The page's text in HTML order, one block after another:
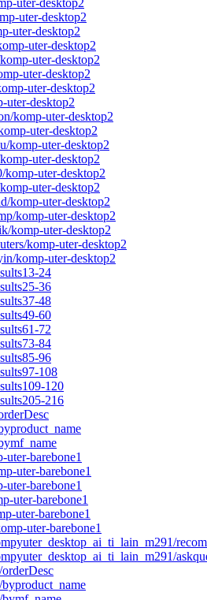
uter-desktop2
uter-desktop2
uter-desktop2
uter-desktop2
uter-desktop2
uter-desktop2
uter-desktop2
uter-desktop2
komp-uter-desktop2
uter-desktop2
komp-uter-desktop2
uter-desktop2
uter-desktop2
uter-desktop2
komp-uter-desktop2
komp-uter-desktop2
komp-uter-desktop2
komp-uter-desktop2
komp-uter-desktop2
24
36
48
60
72
84
96
108
120
216
barebone1
uter-barebone1
barebone1
uter-barebone1
uter-barebone1
uter-barebone1